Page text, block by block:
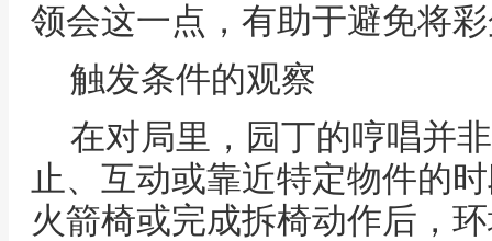
领会这一点，有助于避免将
触发条件的观察
在对局里，园丁的哼唱并
止、互动或靠近特定物件的
火箭椅或完成拆椅动作后，